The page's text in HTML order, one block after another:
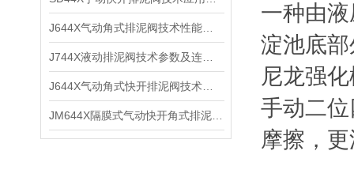
一种由
淀池底
尼龙强
手动二
摩擦，